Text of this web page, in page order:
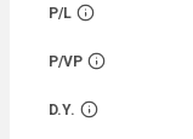
P/L
Abrir descrição
P/VP
Abrir descrição
D.Y.
Abrir descrição